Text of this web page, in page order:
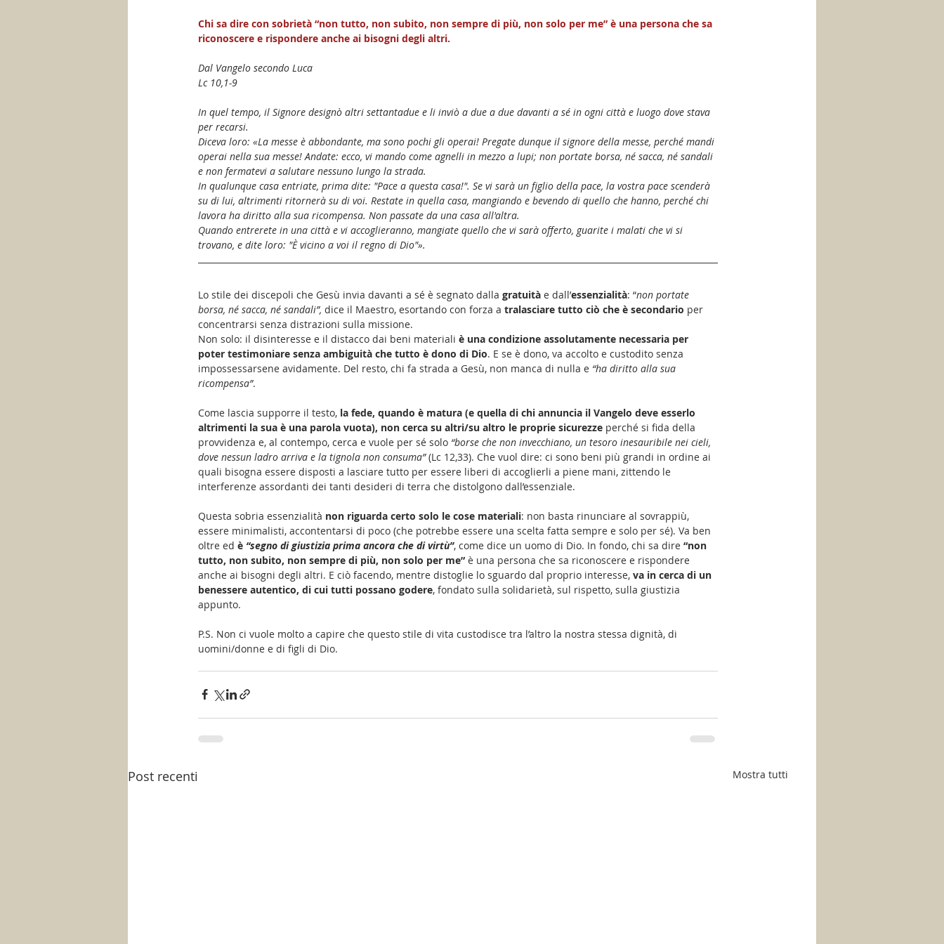
Chi sa dire con sobrietà “non tutto, non subito, non sempre di più, non solo per me” è una persona che sa
riconoscere e rispondere anche ai bisogni degli altri.
Dal Vangelo secondo Luca
Lc 10,1-9
In quel tempo, il Signore designò altri settantadue e li inviò a due a due davanti a sé in ogni città e luogo dove stava
per recarsi.
Diceva loro: «La messe è abbondante, ma sono pochi gli operai! Pregate dunque il signore della messe, perché mandi
operai nella sua messe! Andate: ecco, vi mando come agnelli in mezzo a lupi; non portate borsa, né sacca, né sandali
e non fermatevi a salutare nessuno lungo la strada.
In qualunque casa entriate, prima dite: "Pace a questa casa!". Se vi sarà un figlio della pace, la vostra pace scenderà
su di lui, altrimenti ritornerà su di voi. Restate in quella casa, mangiando e bevendo di quello che hanno, perché chi
lavora ha diritto alla sua ricompensa. Non passate da una casa all'altra.
Quando entrerete in una città e vi accoglieranno, mangiate quello che vi sarà offerto, guarite i malati che vi si
trovano, e dite loro: "È vicino a voi il regno di Dio"».
Lo stile dei discepoli che Gesù invia davanti a sé è segnato dalla gratuità e dall’essenzialità: “non portate
borsa, né sacca, né sandali”, dice il Maestro, esortando con forza a tralasciare tutto ciò che è secondario per
concentrarsi senza distrazioni sulla missione.
Non solo: il disinteresse e il distacco dai beni materiali è una condizione assolutamente necessaria per
poter testimoniare senza ambiguità che tutto è dono di Dio. E se è dono, va accolto e custodito senza
impossessarsene avidamente. Del resto, chi fa strada a Gesù, non manca di nulla e “ha diritto alla sua
ricompensa”.
Come lascia supporre il testo, la fede, quando è matura (e quella di chi annuncia il Vangelo deve esserlo
altrimenti la sua è una parola vuota), non cerca su altri/su altro le proprie sicurezze perché si fida della
provvidenza e, al contempo, cerca e vuole per sé solo “borse che non invecchiano, un tesoro inesauribile nei cieli,
dove nessun ladro arriva e la tignola non consuma” (Lc 12,33). Che vuol dire: ci sono beni più grandi in ordine ai
quali bisogna essere disposti a lasciare tutto per essere liberi di accoglierli a piene mani, zittendo le
interferenze assordanti dei tanti desideri di terra che distolgono dall’essenziale.
Questa sobria essenzialità non riguarda certo solo le cose materiali: non basta rinunciare al sovrappiù,
essere minimalisti, accontentarsi di poco (che potrebbe essere una scelta fatta sempre e solo per sé). Va ben
oltre ed è “segno di giustizia prima ancora che di virtù”, come dice un uomo di Dio. In fondo, chi sa dire “non
tutto, non subito, non sempre di più, non solo per me” è una persona che sa riconoscere e rispondere
anche ai bisogni degli altri. E ciò facendo, mentre distoglie lo sguardo dal proprio interesse, va in cerca di un
benessere autentico, di cui tutti possano godere, fondato sulla solidarietà, sul rispetto, sulla giustizia
appunto.
P.S. Non ci vuole molto a capire che questo stile di vita custodisce tra l’altro la nostra stessa dignità, di
uomini/donne e di figli di Dio.
Post recenti Mostra tutti